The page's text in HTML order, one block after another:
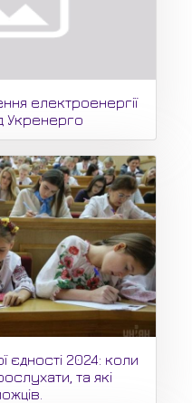
електроенергії
Укренерго
єдності 2024: коли
та які